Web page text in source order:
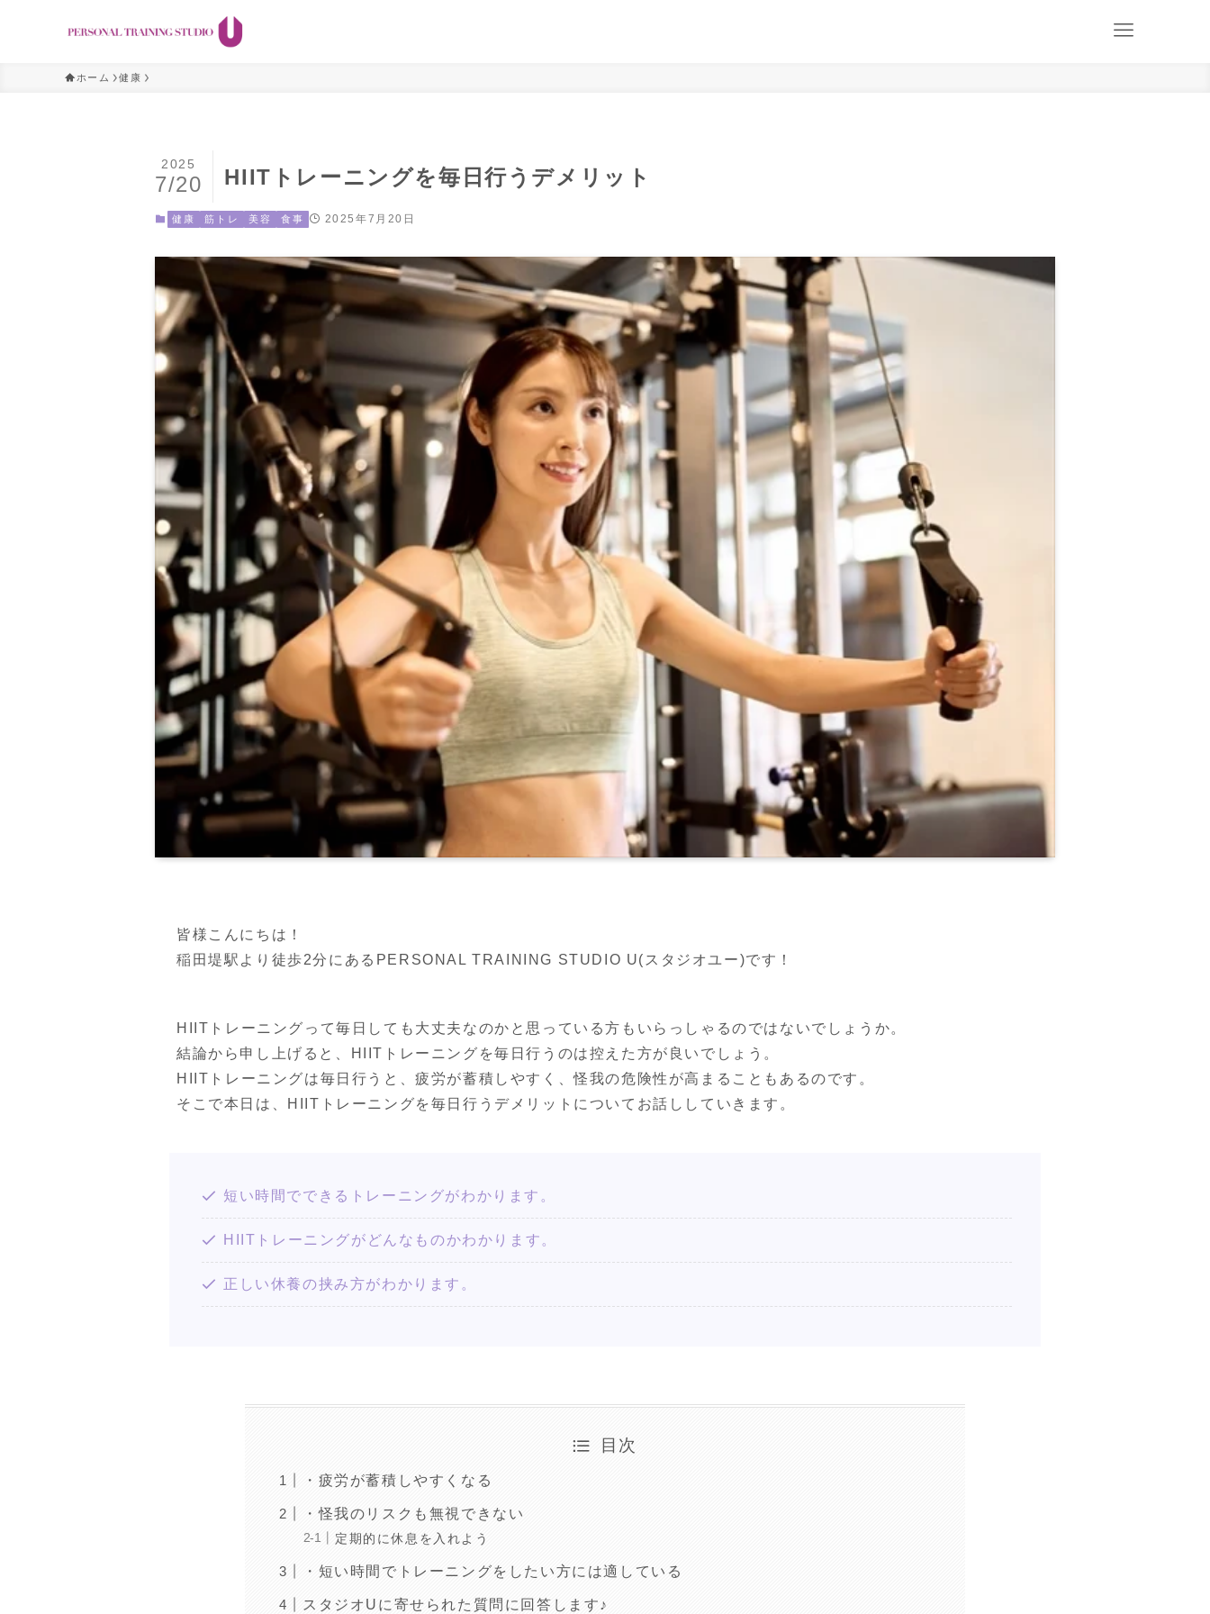
ホーム 健康
HIITトレーニングを毎日行うデメリット
2025
7/20
健康 筋トレ 美容 食事 2025年7月20日
皆様こんにちは！
稲田堤駅より徒歩2分にあるPERSONAL TRAINING STUDIO U(スタジオユー)です！
HIITトレーニングって毎日しても大丈夫なのかと思っている方もいらっしゃるのではないでしょうか。
結論から申し上げると、HIITトレーニングを毎日行うのは控えた方が良いでしょう。
HIITトレーニングは毎日行うと、疲労が蓄積しやすく、怪我の危険性が高まることもあるのです。
そこで本日は、HIITトレーニングを毎日行うデメリットについてお話ししていきます。
短い時間でできるトレーニングがわかります。
HIITトレーニングがどんなものかわかります。
正しい休養の挟み方がわかります。
目次
・疲労が蓄積しやすくなる
・怪我のリスクも無視できない
定期的に休息を入れよう
・短い時間でトレーニングをしたい方には適している
スタジオUに寄せられた質問に回答します♪